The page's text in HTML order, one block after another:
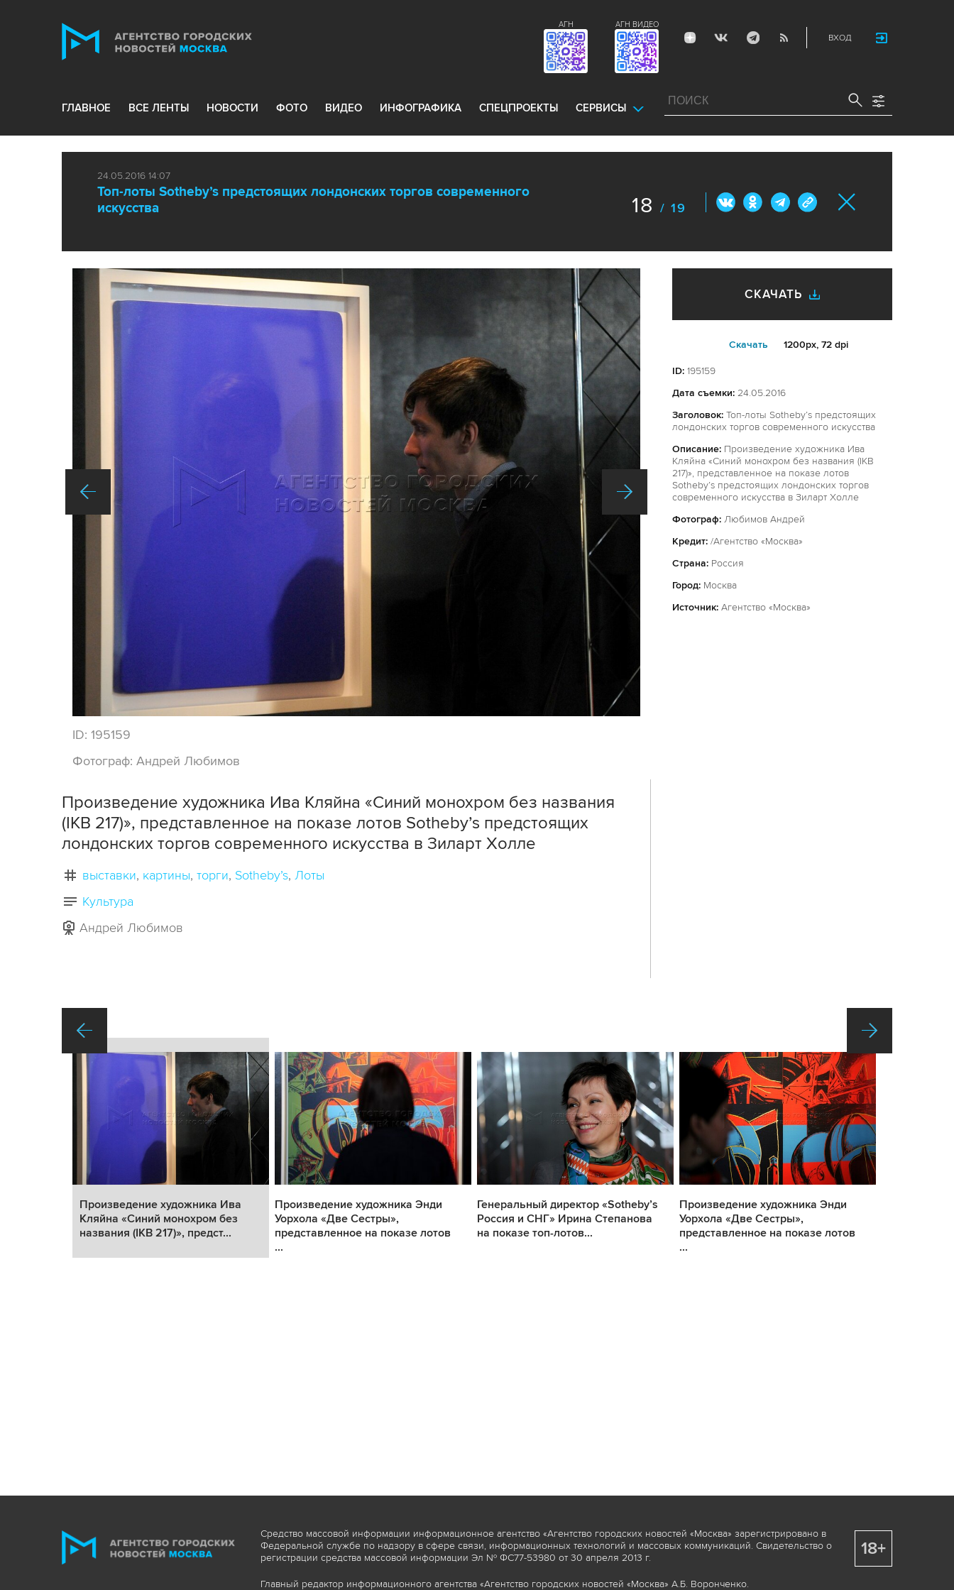
ВХОД
АГН ВИДЕО
АГН
ГЛАВНОЕ ВСЕ ЛЕНТЫ НОВОСТИ ФОТО ВИДЕО ИНФОГРАФИКА СПЕЦПРОЕКТЫ СЕРВИСЫ
24.05.2016 14:07
Топ-лоты Sotheby’s предстоящих лондонских торгов современного
искусства
18 / 19
ID: 195159
Фотограф: Андрей Любимов
СКАЧАТЬ
Cкачать 1200px, 72 dpi
ID: 195159
Дата съемки: 24.05.2016
Заголовок: Топ-лоты Sotheby’s предстоящих
лондонских торгов современного искусства
Описание: Произведение художника Ива
Кляйна «Синий монохром без названия (IKB
217)», представленное на показе лотов
Sotheby’s предстоящих лондонских торгов
современного искусства в Зиларт Холле
Фотограф: Любимов Андрей
Кредит: /Агентство «Москва»
Страна: Россия
Город: Москва
Источник: Агентство «Москва»
Произведение художника Ива Кляйна «Синий монохром без названия
(IKB 217)», представленное на показе лотов Sotheby’s предстоящих
лондонских торгов современного искусства в Зиларт Холле
выставки картины торги Sotheby’s Лоты
Культура
Андрей Любимов
Произведение художника Ива
Кляйна «Синий монохром без
названия (IKB 217)», предст...
Произведение художника Энди
Уорхола «Две Сестры»,
представленное на показе лотов
...
Генеральный директор «Sotheby’s
Россия и СНГ» Ирина Степанова
на показе топ-лотов...
Произведение художника Энди
Уорхола «Две Сестры»,
представленное на показе лотов
...
Средство массовой информации информационное агентство «Агентство городских новостей «Москва» зарегистрировано в
Федеральной службе по надзору в сфере связи, информационных технологий и массовых коммуникаций. Свидетельство о
регистрации средства массовой информации Эл № ФС77-53980 от 30 апреля 2013 г.
Главный редактор информационного агентства «Агентство городских новостей «Москва» А.Б. Воронченко.
18+